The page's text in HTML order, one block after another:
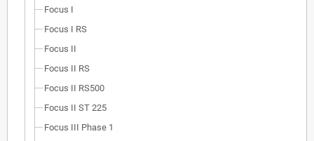
Focus I
Focus I RS
Focus II
Focus II RS
Focus II RS500
Focus II ST 225
Focus III Phase 1